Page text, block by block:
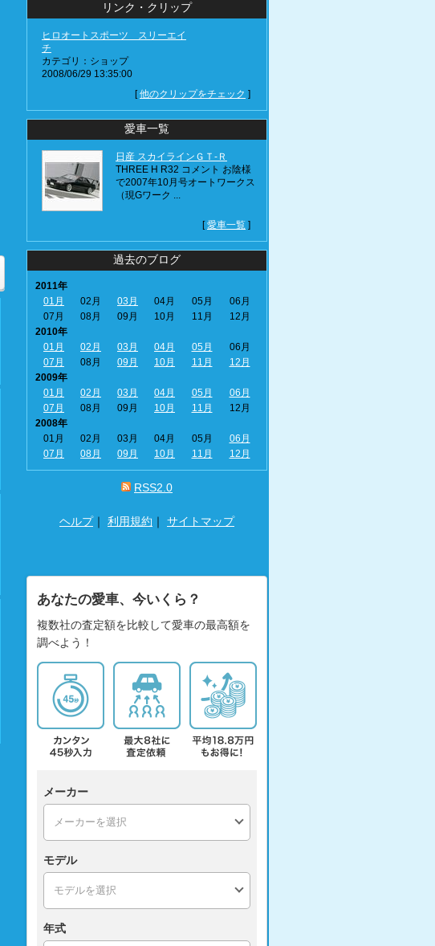
リンク・クリップ
ヒロオートスポーツ スリーエイ
チ
カテゴリ：ショップ
2008/06/29 13:35:00
[他のクリップをチェック ]
愛車一覧
日産 スカイラインＧＴ‐Ｒ
THREE H R32 コメント お陰様
で2007年10月号オートワークス
（現Gワーク ...
[愛車一覧 ]
過去のブログ
2011年
01月
02月 03月 04月 05月
06月
07月
08月 09月 10月 11月
12月
2010年
01月
02月 03月 04月 05月
06月
07月
08月 09月 10月 11月
12月
2009年
01月
02月 03月 04月 05月
06月
07月
08月 09月 10月 11月
12月
2008年
01月
02月 03月 04月 05月
06月
07月
08月 09月 10月 11月 12月
RSS2.0
ヘルプ｜ 利用規約 ｜ サイトマップ
あなたの愛車、今いくら？
複数社の査定額を比較して愛車の最高額を
調べよう！
メーカー
モデル
年式